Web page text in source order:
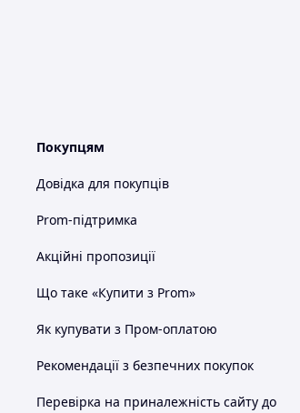
Покупцям
Довідка для покупців
Prom-підтримка
Акційні пропозиції
Що таке «Купити з Prom»
Як купувати з Пром-оплатою
Рекомендації з безпечних покупок
Перевірка на приналежність сайту до